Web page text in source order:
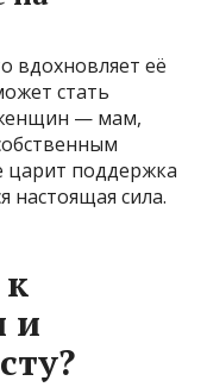
вдохновляет её
стать
— мам,
царит поддержка
настоящая сила.
и